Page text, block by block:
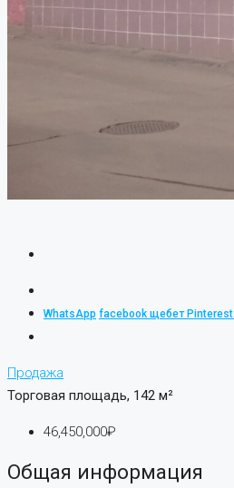
WhatsApp facebook щебет Pinterest
Продажа
Торговая площадь, 142 м²
46,450,000₽
Общая информация